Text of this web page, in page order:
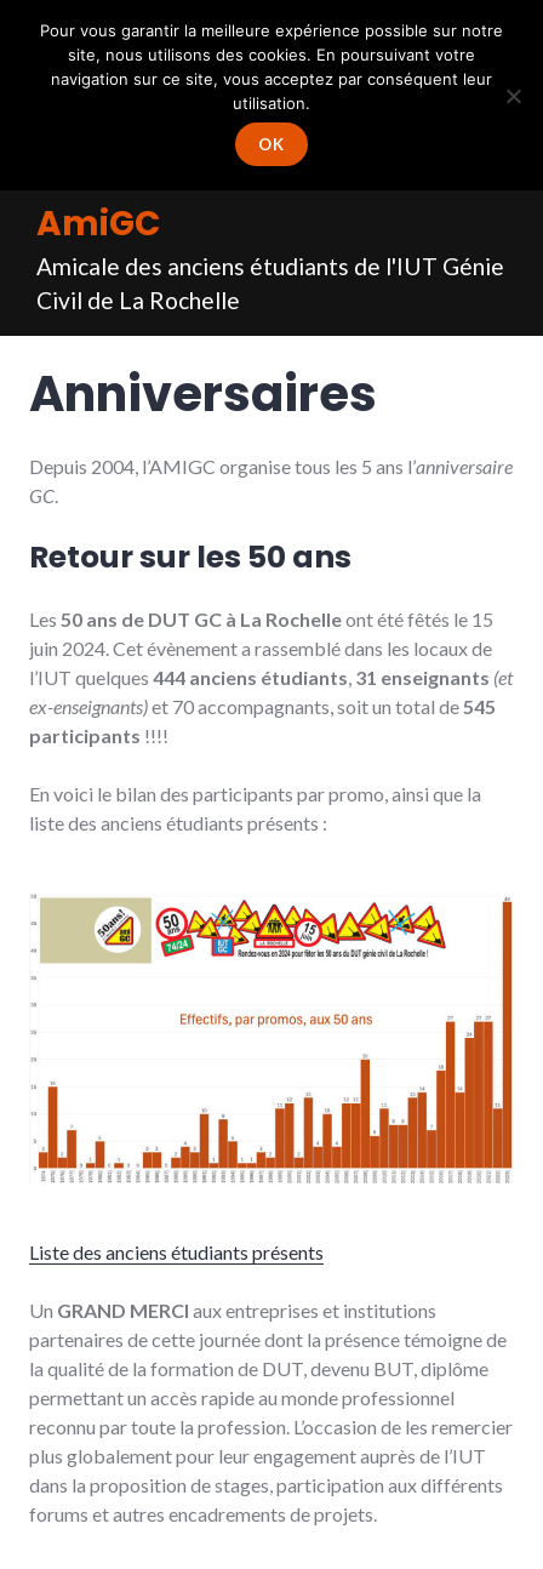
contenu
MENU
AmiGC
Amicale des anciens étudiants de l'IUT Génie
Civil de La Rochelle
Anniversaires
Depuis 2004, l’AMIGC organise tous les 5 ans l’anniversaire
GC
Retour sur les 50 ans
Les 50 ans de DUT GC à La Rochelleont été fêtés le 15
juin 2024. Cet évènement a rassemblé dans les locaux de
l’IUT quelques 444 anciens étudiants 31 enseignants (et
ex-enseignants)et 70 accompagnants, soit un total de 545
participants !!!!
En voici le bilan des participants par promo, ainsi que la
liste des anciens étudiants présents :
Liste des anciens étudiants présents
Un GRAND MERCI aux entreprises et institutions
partenaires de cette journée dont la présence témoigne de
la qualité de la formation de DUT, devenu BUT, diplôme
permettant un accès rapide au monde professionnel
reconnu par toute la profession. L’occasion de les remercier
plus globalement pour leur engagement auprès de l’IUT
dans la proposition de stages, participation aux différents
forums et autres encadrements de projets.
Pour vous garantir la meilleure expérience possible sur notre
site, nous utilisons des cookies. En poursuivant votre
navigation sur ce site, vous acceptez par conséquent leur
utilisation.
OK